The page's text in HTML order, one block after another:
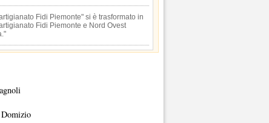
Fidi Piemonte" si è trasformato in
Fidi Piemonte e Nord Ovest